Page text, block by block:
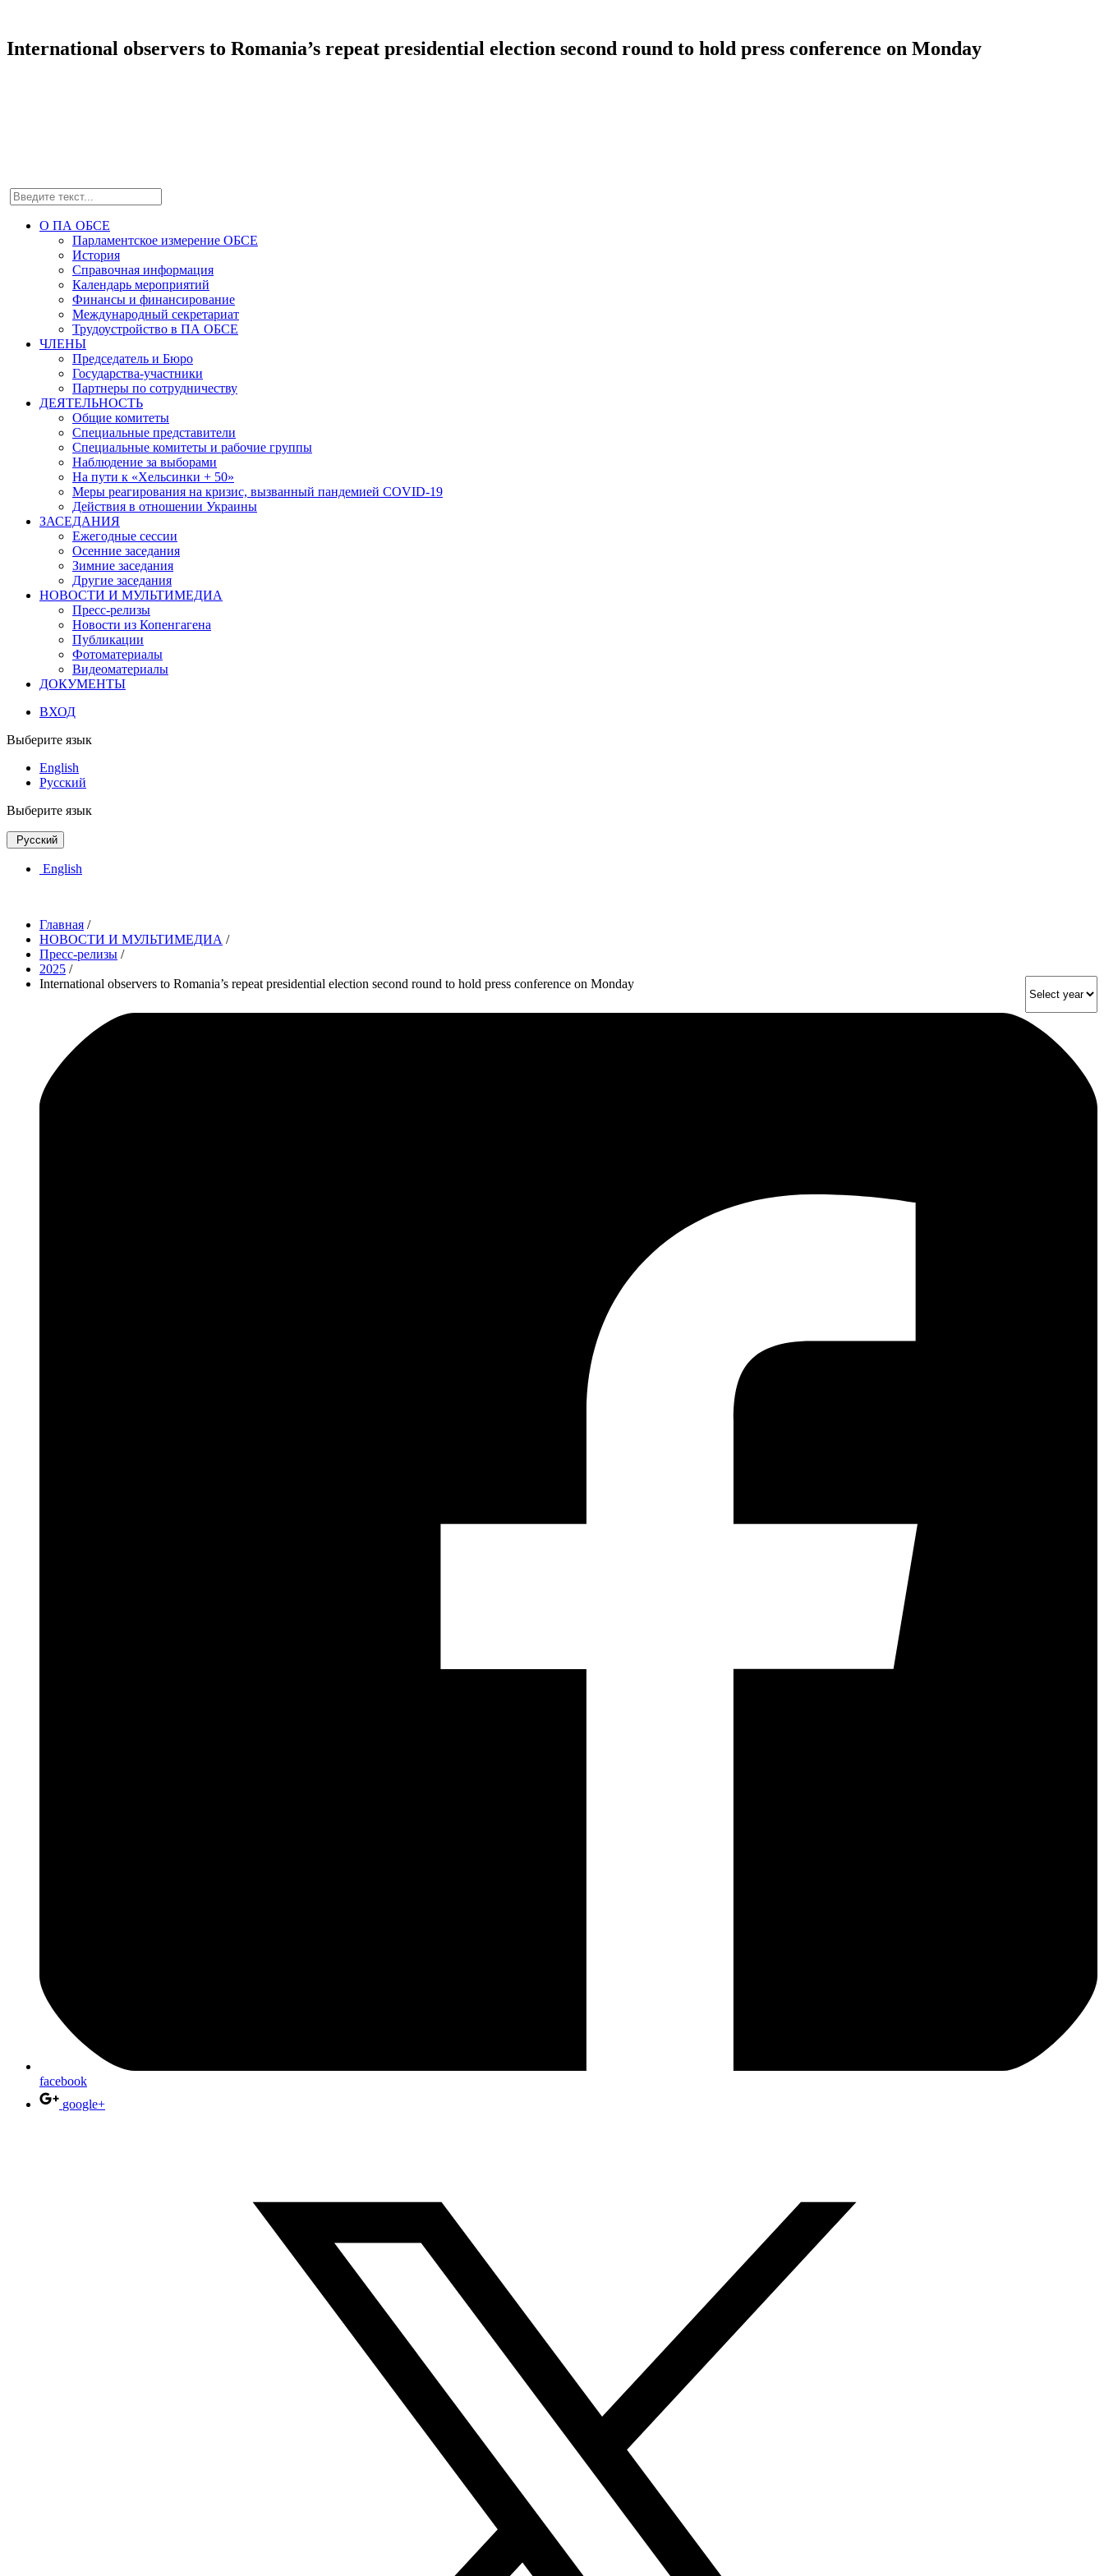
International observers to Romania’s repeat presidential election second round to hold press conference on Monday
О ПА ОБСЕ
Парламентское измерение ОБСЕ
История
Справочная информация
Календарь мероприятий
Финансы и финансирование
Международный секретариат
Трудоустройство в ПА ОБСЕ
ЧЛЕНЫ
Председатель и Бюро
Государства-участники
Партнеры по сотрудничеству
ДЕЯТЕЛЬНОСТЬ
Общие комитеты
Специальные представители
Специальные комитеты и рабочие группы
Наблюдение за выборами
На пути к «Хельсинки + 50»
Меры реагирования на кризис, вызванный пандемией COVID-19
Действия в отношении Украины
ЗАСЕДАНИЯ
Ежегодные сессии
Осенние заседания
Зимние заседания
Другие заседания
НОВОСТИ И МУЛЬТИМЕДИА
Пресс-релизы
Новости из Копенгагена
Публикации
Фотоматериалы
Видеоматериалы
ДОКУМЕНТЫ
ВХОД
Выберите язык
English
Русский
Выберите язык
Русский
English
Главная /
НОВОСТИ И МУЛЬТИМЕДИА /
Пресс-релизы /
2025 /
International observers to Romania’s repeat presidential election second round to hold press conference on Monday
facebook
google+